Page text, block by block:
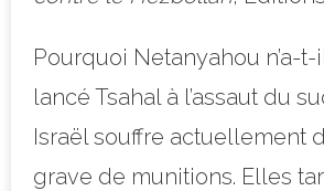
Pourquoi Netanyahou n’a-
lancé Tsahal à l’assaut du
Israël souffre actuellement
grave de munitions. Elles